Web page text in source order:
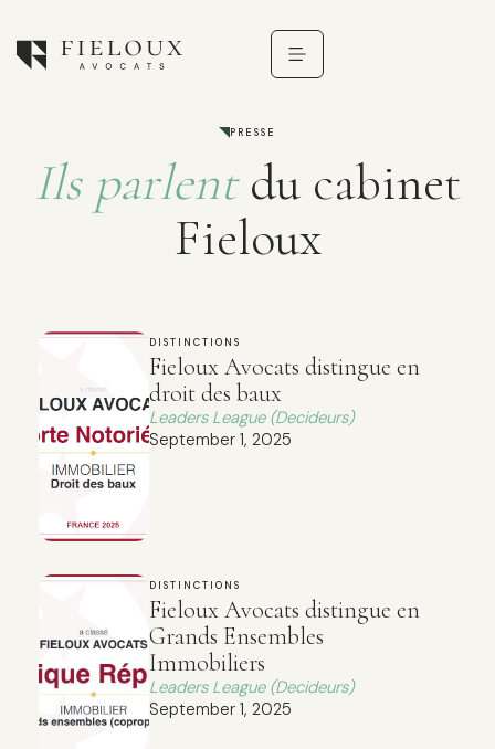
PRESSE
Ils parlentdu cabinet
Fieloux
DISTINCTIONS
Fieloux Avocats distingue en
droit des baux
Leaders League (Decideurs)
September 1, 2025
DISTINCTIONS
Fieloux Avocats distingue en
Grands Ensembles
Immobiliers
Leaders League (Decideurs)
September 1, 2025